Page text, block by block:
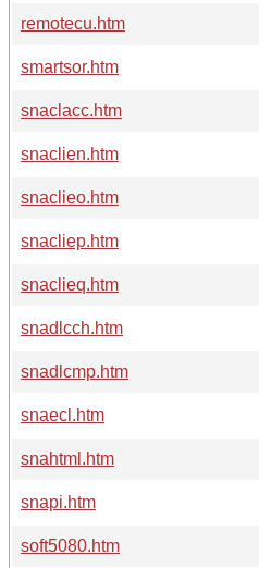
remotecu.htm
smartsor.htm
snaclacc.htm
snaclien.htm
snaclieo.htm
snacliep.htm
snaclieq.htm
snadlcch.htm
snadlcmp.htm
snaecl.htm
snahtml.htm
snapi.htm
soft5080.htm